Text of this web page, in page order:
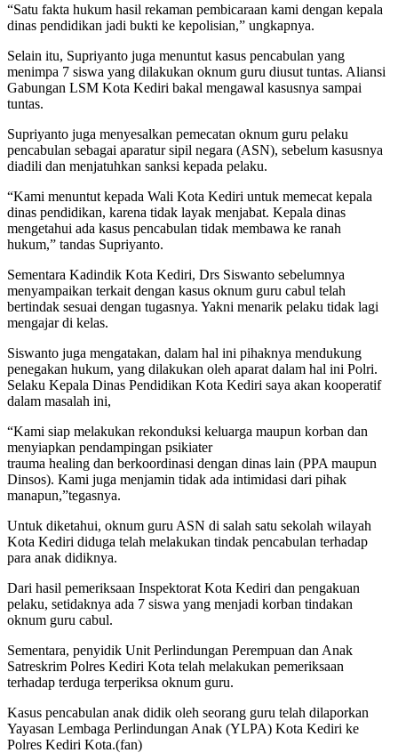
“Satu fakta hukum hasil rekaman pembicaraan kami dengan kepala
dinas pendidikan jadi bukti ke kepolisian,” ungkapnya.
Selain itu, Supriyanto juga menuntut kasus pencabulan yang
menimpa 7 siswa yang dilakukan oknum guru diusut tuntas. Aliansi
Gabungan LSM Kota Kediri bakal mengawal kasusnya sampai
tuntas.
Supriyanto juga menyesalkan pemecatan oknum guru pelaku
pencabulan sebagai aparatur sipil negara (ASN), sebelum kasusnya
diadili dan menjatuhkan sanksi kepada pelaku.
“Kami menuntut kepada Wali Kota Kediri untuk memecat kepala
dinas pendidikan, karena tidak layak menjabat. Kepala dinas
mengetahui ada kasus pencabulan tidak membawa ke ranah
hukum,” tandas Supriyanto.
Sementara Kadindik Kota Kediri, Drs Siswanto sebelumnya
menyampaikan terkait dengan kasus oknum guru cabul telah
bertindak sesuai dengan tugasnya. Yakni menarik pelaku tidak lagi
mengajar di kelas.
Siswanto juga mengatakan, dalam hal ini pihaknya mendukung
penegakan hukum, yang dilakukan oleh aparat dalam hal ini Polri.
Selaku Kepala Dinas Pendidikan Kota Kediri saya akan kooperatif
dalam masalah ini,
“Kami siap melakukan rekonduksi keluarga maupun korban dan
menyiapkan pendampingan psikiater
trauma healing dan berkoordinasi dengan dinas lain (PPA maupun
Dinsos). Kami juga menjamin tidak ada intimidasi dari pihak
manapun,”tegasnya.
Untuk diketahui, oknum guru ASN di salah satu sekolah wilayah
Kota Kediri diduga telah melakukan tindak pencabulan terhadap
para anak didiknya.
Dari hasil pemeriksaan Inspektorat Kota Kediri dan pengakuan
pelaku, setidaknya ada 7 siswa yang menjadi korban tindakan
oknum guru cabul.
Sementara, penyidik Unit Perlindungan Perempuan dan Anak
Satreskrim Polres Kediri Kota telah melakukan pemeriksaan
terhadap terduga terperiksa oknum guru.
Kasus pencabulan anak didik oleh seorang guru telah dilaporkan
Yayasan Lembaga Perlindungan Anak (YLPA) Kota Kediri ke
Polres Kediri Kota.(fan)